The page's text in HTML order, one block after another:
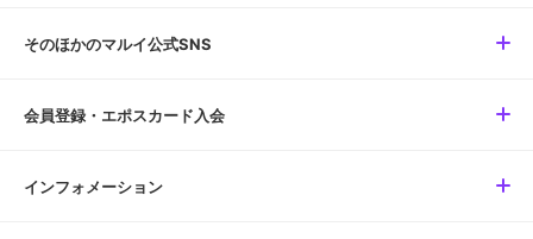
そのほかのマルイ公式SNS
会員登録・エポスカード入会
インフォメーション